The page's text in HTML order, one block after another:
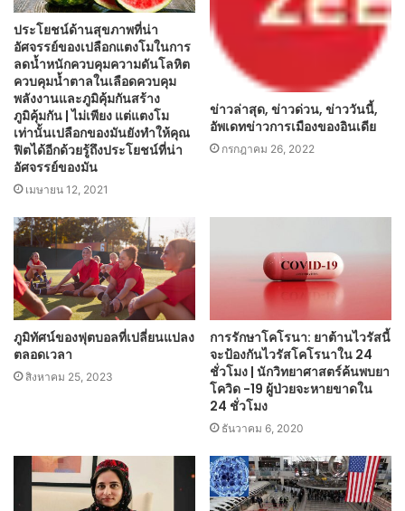
ประโยชน์ด้านสุขภาพที่น่า
อัศจรรย์ของเปลือกแตงโมในการ
ลดน้ำหนักควบคุมความดันโลหิต
ควบคุมน้ำตาลในเลือดควบคุม
พลังงานและภูมิคุ้มกันสร้าง
ภูมิคุ้มกัน | ไม่เพียง แต่แตงโม
เท่านั้นเปลือกของมันยังทำให้คุณ
ฟิตได้อีกด้วยรู้ถึงประโยชน์ที่น่า
อัศจรรย์ของมัน
เมษายน 12, 2021
ข่าวล่าสุด, ข่าวด่วน, ข่าววันนี้,
อัพเดทข่าวการเมืองของอินเดีย
กรกฎาคม 26, 2022
ภูมิทัศน์ของฟุตบอลที่เปลี่ยนแปลง
ตลอดเวลา
สิงหาคม 25, 2023
การรักษาโคโรนา: ยาต้านไวรัสนี้
จะป้องกันไวรัสโคโรนาใน 24
ชั่วโมง | นักวิทยาศาสตร์ค้นพบยา
โควิด -19 ผู้ป่วยจะหายขาดใน
24 ชั่วโมง
ธันวาคม 6, 2020